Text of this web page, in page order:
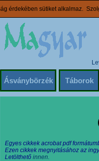
érdekében sütiket alkalmaz.
Ásványbörzék Táborok
Egyes cikkek acrobat pdf
Ezen cikkek megnyitásához az
Letölthető innen.